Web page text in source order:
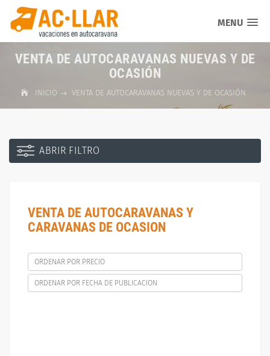
MENU
VENTA DE AUTOCARAVANAS NUEVAS Y DE
OCASIÓN
INICIO VENTA DE AUTOCARAVANAS NUEVAS Y DE OCASIÓN
ABRIR FILTRO
VENTA DE AUTOCARAVANAS Y
CARAVANAS DE OCASION
ORDENAR POR PRECIO
ORDENAR POR FECHA DE PUBLICACION